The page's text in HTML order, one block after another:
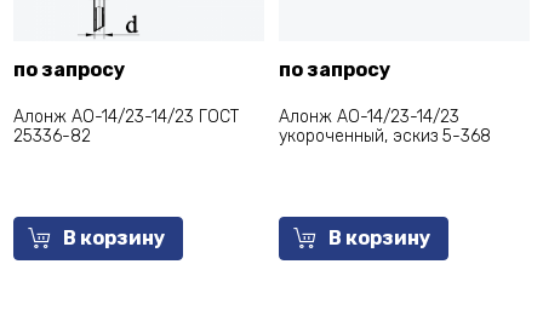
по запросу
Алонж АО-14/23-14/23 ГОСТ
25336-82
В корзину
по запросу
Алонж АО-14/23-14/23
укороченный, эскиз 5-368
В корзину